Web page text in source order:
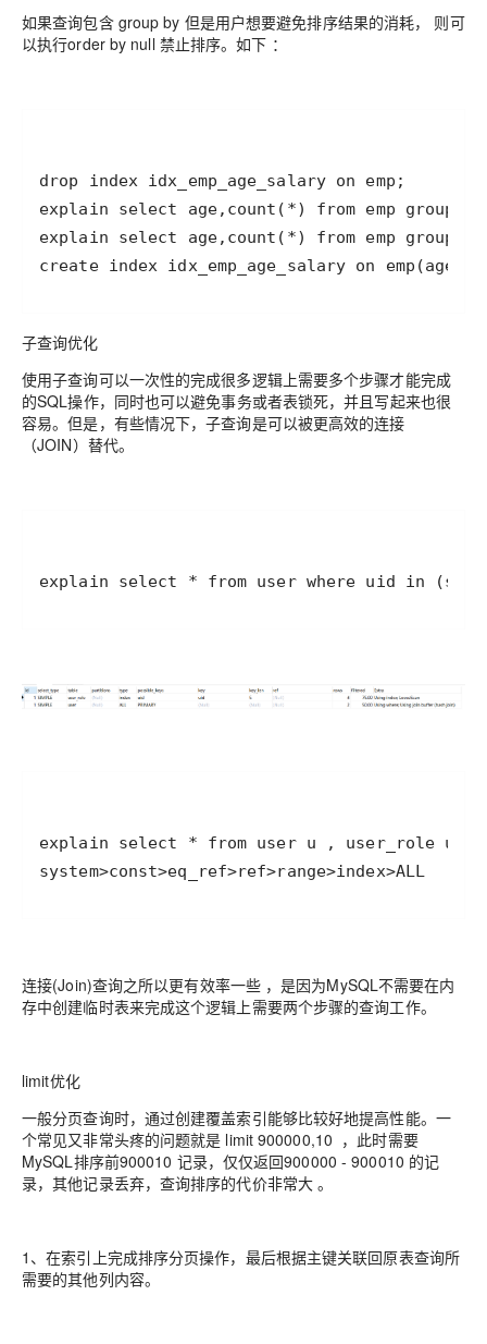
如果查询包含 group by 但是用户想要避免排序结果的消耗， 则可
以执行order by null 禁止排序。如下 ：
create index idx_emp_age_salary on
子查询优化
使用子查询可以一次性的完成很多逻辑上需要多个步骤才能完成
的SQL操作，同时也可以避免事务或者表锁死，并且写起来也很
容易。但是，有些情况下，子查询是可以被更高效的连接
（JOIN）替代。
explain select * from user where uid in
system>const>eq_ref>ref>range>index>ALL
连接(Join)查询之所以更有效率一些 ，是因为MySQL不需要在内
存中创建临时表来完成这个逻辑上需要两个步骤的查询工作。
limit优化
一般分页查询时，通过创建覆盖索引能够比较好地提高性能。一
个常见又非常头疼的问题就是 limit 900000,10 ，此时需要
MySQL排序前900010 记录，仅仅返回900000 - 900010 的记
录，其他记录丢弃，查询排序的代价非常大 。
1、在索引上完成排序分页操作，最后根据主键关联回原表查询所
需要的其他列内容。